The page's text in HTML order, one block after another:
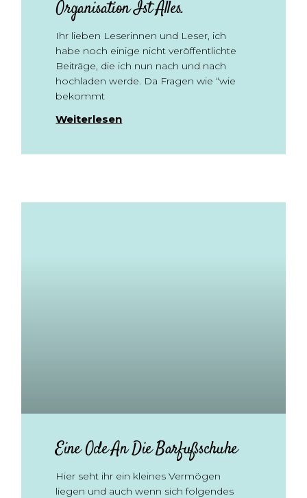
Organisation Ist Alles.
Ihr lieben Leserinnen und Leser, ich
habe noch einige nicht veröffentlichte
Beiträge, die ich nun nach und nach
hochladen werde. Da Fragen wie “wie
bekommt
Weiterlesen
Eine Ode An Die Barfußschuhe
Hier seht ihr ein kleines Vermögen
liegen und auch wenn sich folgendes